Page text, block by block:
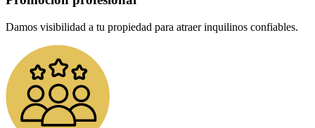
Damos visibilidad a tu propiedad para atraer inquilinos confiables.